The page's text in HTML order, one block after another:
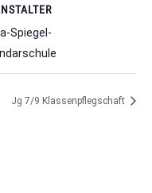
Spiegel-
Jg 7/9 Klassenpflegschaft